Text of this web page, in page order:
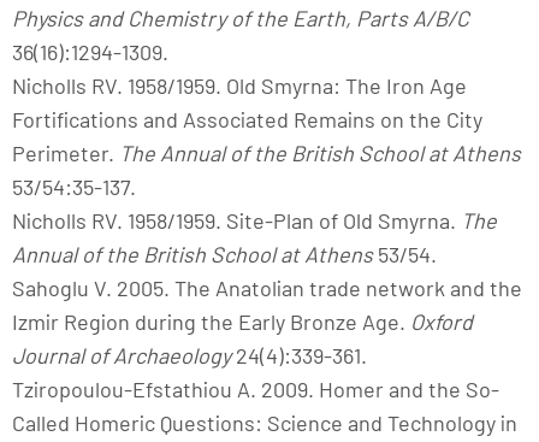
Physics and Chemistry of the Earth, Parts A/B/C
36(16):1294-1309.
Nicholls RV. 1958/1959. Old Smyrna: The Iron Age
Fortifications and Associated Remains on the City
Perimeter. The Annual of the British School at Athens
53/54:35-137.
Nicholls RV. 1958/1959. Site-Plan of Old Smyrna. The
Annual of the British School at Athens53/54.
Sahoglu V. 2005. The Anatolian trade network and the
Izmir Region during the Early Bronze Age. Oxford
Journal of Archaeology24(4):339-361.
Tziropoulou-Efstathiou A. 2009. Homer and the So-
Called Homeric Questions: Science and Technology in